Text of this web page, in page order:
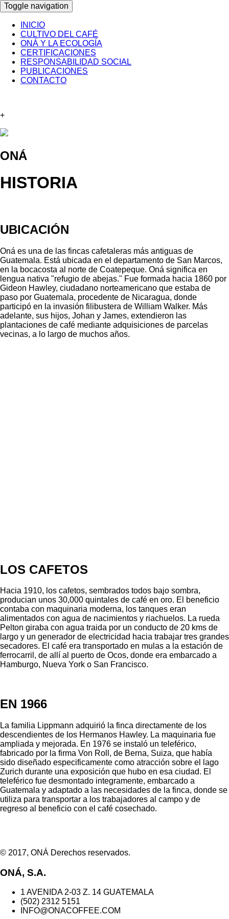
Toggle navigation
INICIO
CULTIVO DEL CAFÉ
ONÁ Y LA ECOLOGÍA
CERTIFICACIONES
RESPONSABILIDAD SOCIAL
PUBLICACIONES
CONTACTO
+
ONÁ
HISTORIA
UBICACIÓN
Oná es una de las fincas cafetaleras más antiguas de
Guatemala. Está ubicada en el departamento de San Marcos,
en la bocacosta al norte de Coatepeque. Oná significa en
lengua nativa "refugio de abejas." Fue formada hacia 1860 por
Gideon Hawley, ciudadano norteamericano que estaba de
paso por Guatemala, procedente de Nicaragua, donde
participó en la invasión filibustera de William Walker. Más
adelante, sus hijos, Johan y James, extendieron las
plantaciones de café mediante adquisiciones de parcelas
vecinas, a lo largo de muchos años.
LOS CAFETOS
Hacia 1910, los cafetos, sembrados todos bajo sombra,
producian unos 30,000 quintales de café en oro. El beneficio
contaba con maquinaria moderna, los tanques eran
alimentados con agua de nacimientos y riachuelos. La rueda
Pelton giraba con agua traida por un conducto de 20 kms de
largo y un generador de electricidad hacia trabajar tres grandes
secadores. El café era transportado en mulas a la estación de
ferrocarril, de allí al puerto de Ocos, donde era embarcado a
Hamburgo, Nueva York o San Francisco.
EN 1966
La familia Lippmann adquirió la finca directamente de los
descendientes de los Hermanos Hawley. La maquinaria fue
ampliada y mejorada. En 1976 se instaló un teleférico,
fabricado por la firma Von Roll, de Berna, Suiza, que había
sido diseñado especificamente como atracción sobre el lago
Zurich durante una exposición que hubo en esa ciudad. El
teleférico fue desmontado integramente, embarcado a
Guatemala y adaptado a las necesidades de la finca, donde se
utiliza para transportar a los trabajadores al campo y de
regreso al beneficio con el café cosechado.
© 2017, ONÁ Derechos reservados.
ONÁ, S.A.
1 AVENIDA 2-03 Z. 14 GUATEMALA
(502) 2312 5151
INFO@ONACOFFEE.COM